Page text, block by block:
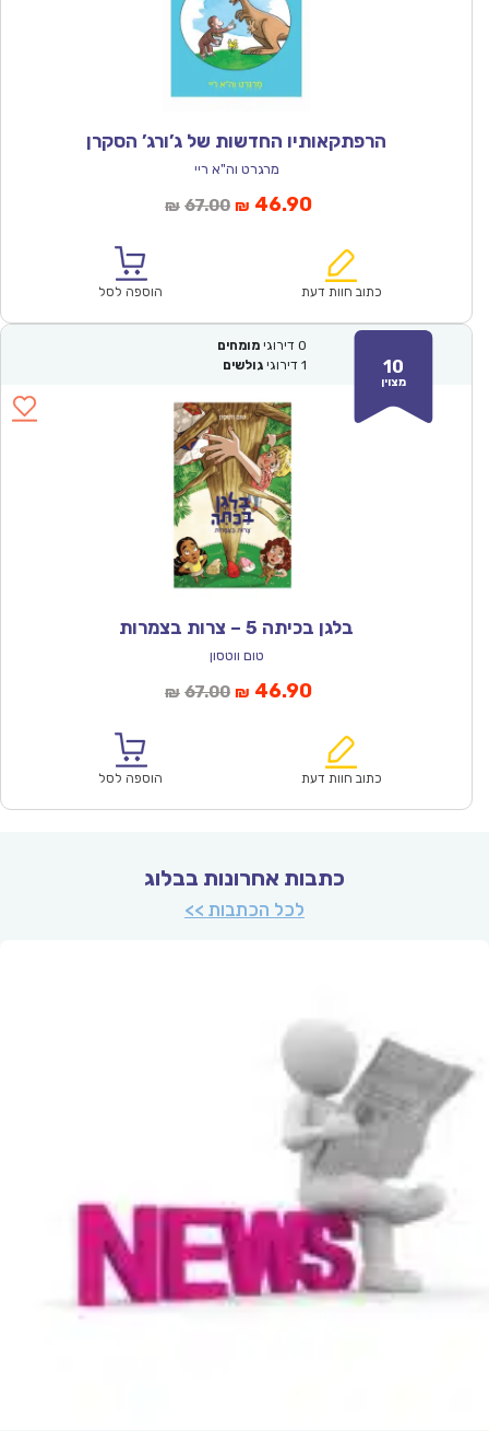
הרפתקאותיו החדשות של ג’ורג’ הסקרן
מרגרט וה"א ריי
₪ 67.00המחיר
₪67.00.
₪ 46.90המחיר
הוא:
כתוב חוות דעת הוספה לסל
10
מצוין
0 דירוגי מומחים
1 דירוגי גולשים
בלגן בכיתה 5 – צרות בצמרות
טום ווטסון
₪ 67.00המחיר
₪67.00.
₪ 46.90המחיר
הוא:
כתוב חוות דעת הוספה לסל
כתבות אחרונות בבלוג
לכל הכתבות >>